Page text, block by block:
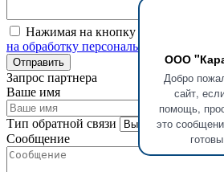
ООО
Добро
сайт,
помощь,
это
Нажимая на кнопку "Отправить",
на обработку персональных данных.
Запрос партнера
Ваше имя
Тип обратной связи
Сообщение